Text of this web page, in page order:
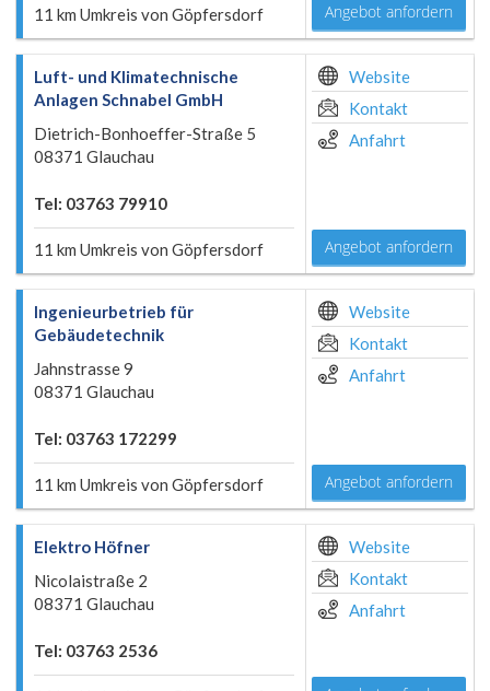
11 km Umkreis von Göpfersdorf Angebot anfordern
Luft- und Klimatechnische
Anlagen Schnabel GmbH
Dietrich-Bonhoeffer-Straße 5
08371 Glauchau
Tel: 03763 79910
11 km Umkreis von Göpfersdorf
Website
Kontakt
Anfahrt
Angebot anfordern
Ingenieurbetrieb für
Gebäudetechnik
Jahnstrasse 9
08371 Glauchau
Tel: 03763 172299
11 km Umkreis von Göpfersdorf
Website
Kontakt
Anfahrt
Angebot anfordern
Elektro Höfner
Nicolaistraße 2
08371 Glauchau
Tel: 03763 2536
Website
Kontakt
Anfahrt